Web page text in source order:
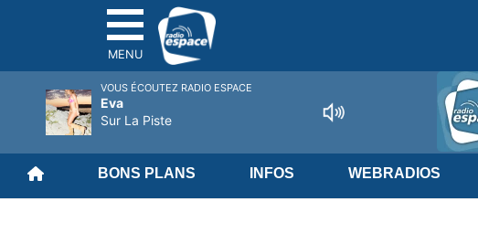
MENU
BONS PLANS INFOS WEBRADIOS
VOUS ÉCOUTEZ RADIO ESPACE
Eva
Sur La Piste